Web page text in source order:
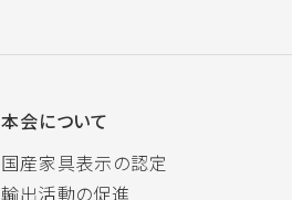
本会について
国産家具表示の認定
輸出活動の促進